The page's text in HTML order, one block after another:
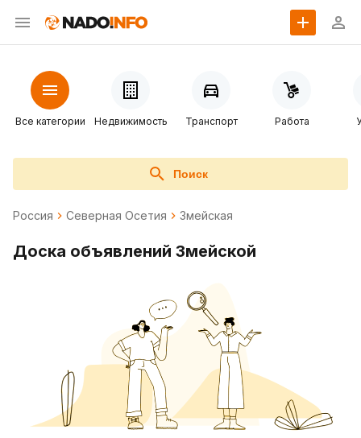
Все категории Недвижимость Транспорт Работа
Поиск
Россия Северная Осетия Змейская
Доска объявлений Змейской